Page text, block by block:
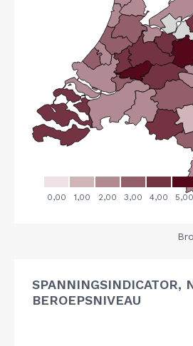
SPANNINGSINDICATOR,
BEROEPSNIVEAU